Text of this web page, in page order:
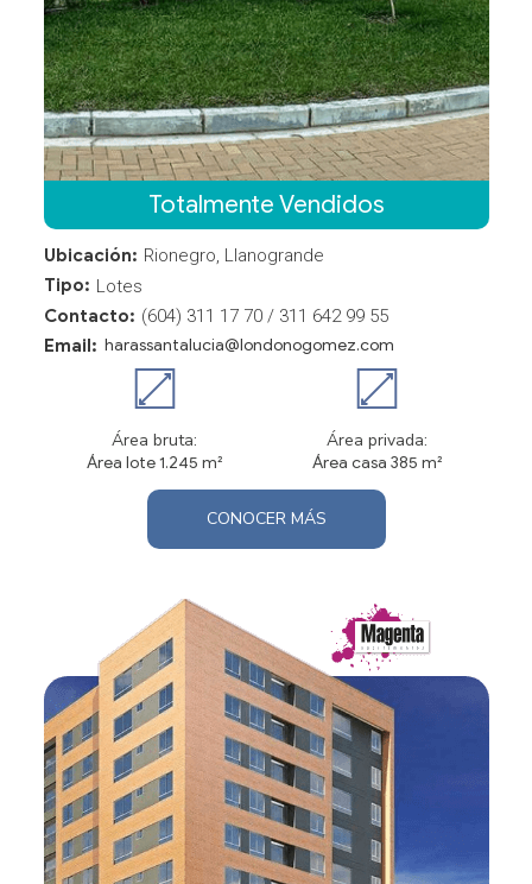
Totalmente Vendidos
Ubicación: Rionegro, Llanogrande
Tipo: Lotes
Contacto: (604) 311 17 70 / 311 642 99 55
Email: harassantalucia@londonogomez.com
Área bruta:
Área lote 1.245 m²
Área privada:
Área casa 385 m²
CONOCER MÁS